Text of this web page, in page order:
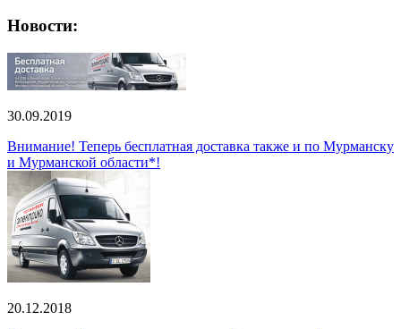
Новости:
30.09.2019
Внимание! Теперь бесплатная доставка также и по Мурманску
и Мурманской области*!
20.12.2018